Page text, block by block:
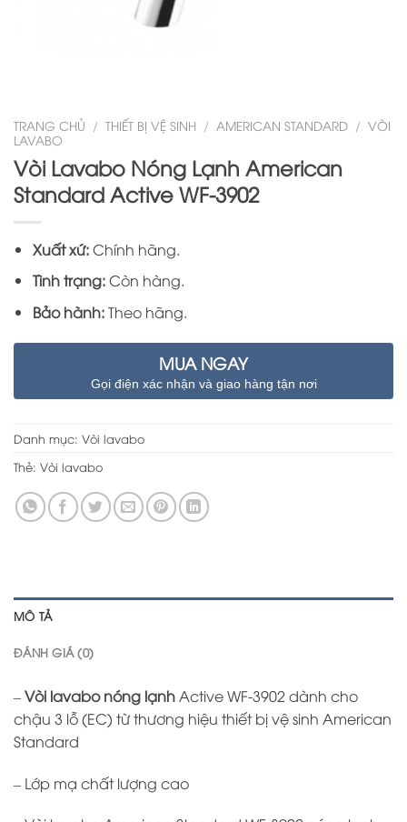
TRANG CHỦ / THIẾT BỊ VỆ SINH / AMERICAN STANDARD / VÒI
LAVABO
Vòi Lavabo Nóng Lạnh American
Standard Active WF-3902
Xuất xứ:Chính hãng.
Tình trạng:Còn hàng.
Bảo hành:Theo hãng.
MUA NGAY
Gọi điện xác nhận và giao hàng tận nơi
Danh mục: Vòi lavabo
Thẻ: Vòi lavabo
MÔ TẢ
ĐÁNH GIÁ (0)
–Vòi lavabo nóng lạnhActive WF-3902 dành cho
chậu 3 lỗ (EC) từ thương hiệu thiết bị vệ sinh American
Standard
– Lớp mạ chất lượng cao